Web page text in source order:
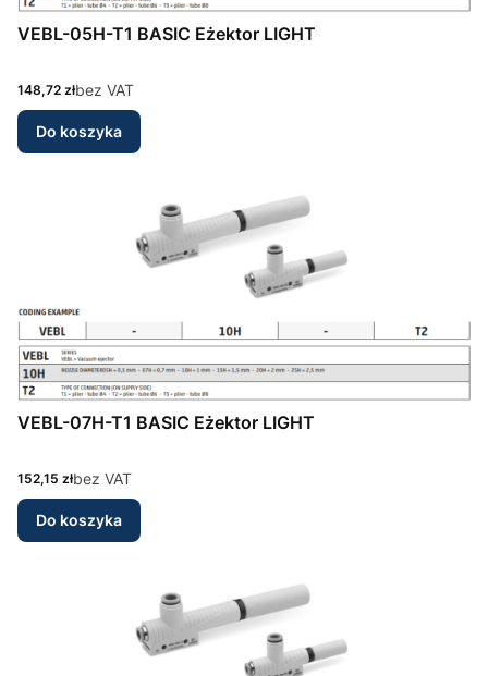
VEBL-05H-T1 BASIC Eżektor LIGHT
Cena
148,72 złbez VAT
Do koszyka
VEBL-07H-T1 BASIC Eżektor LIGHT
Cena
152,15 złbez VAT
Do koszyka